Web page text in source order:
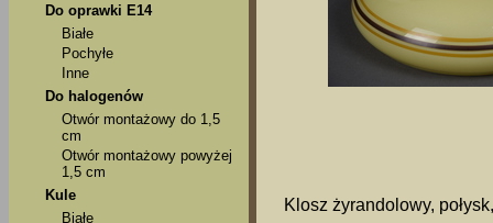
Do oprawki E14
Białe
Pochyłe
Inne
Do halogenów
Otwór montażowy do 1,5
cm
Otwór montażowy powyżej
1,5 cm
Kule
Białe
Klosz żyrandolowy,